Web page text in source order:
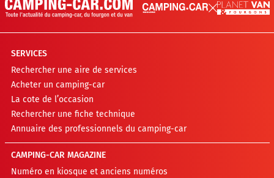
SERVICES
Rechercher une aire de services
Acheter un camping-car
La cote de l’occasion
Rechercher une fiche technique
Annuaire des professionnels du camping-car
CAMPING-CAR MAGAZINE
Numéro en kiosque et anciens numéros